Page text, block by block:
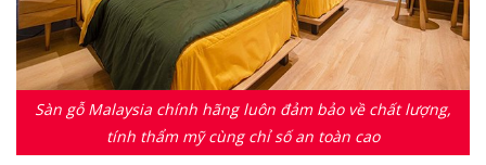
Sàn gỗ Malaysia chính hãng luôn đảm bảo về chất lượng,
tính thẩm mỹ cùng chỉ số an toàn cao